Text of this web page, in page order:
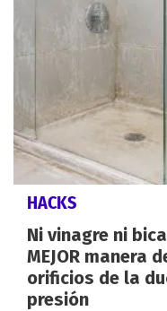
HACKS
Ni vinagre ni
MEJOR manera
orificios de la
presión